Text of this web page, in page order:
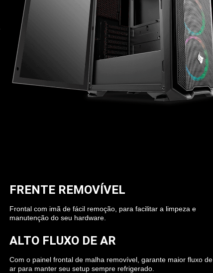
FRENTE REMOVÍVEL
Frontal com imã de fácil remoção, para facilitar a limpeza e
manutenção do seu hardware.
ALTO FLUXO DE AR
Com o painel frontal de malha removível, garante maior fluxo de
ar para manter seu setup sempre refrigerado.